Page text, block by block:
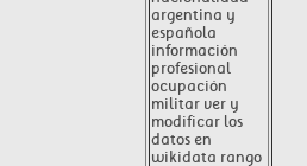
argentina y
española
información
profesional
ocupación
militar ver y
modificar los
datos en
wikidata rango